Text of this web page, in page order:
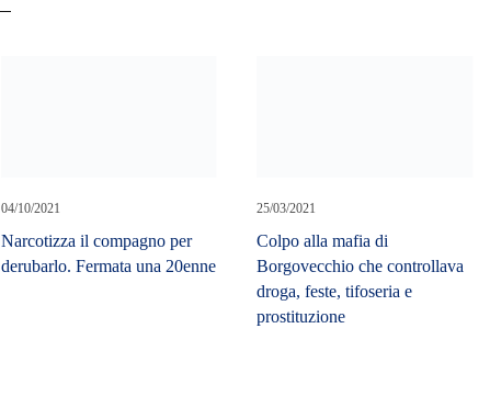
04/10/2021
Narcotizza il compagno per
derubarlo. Fermata una 20enne
25/03/2021
Colpo alla mafia di
Borgovecchio che controllava
droga, feste, tifoseria e
prostituzione